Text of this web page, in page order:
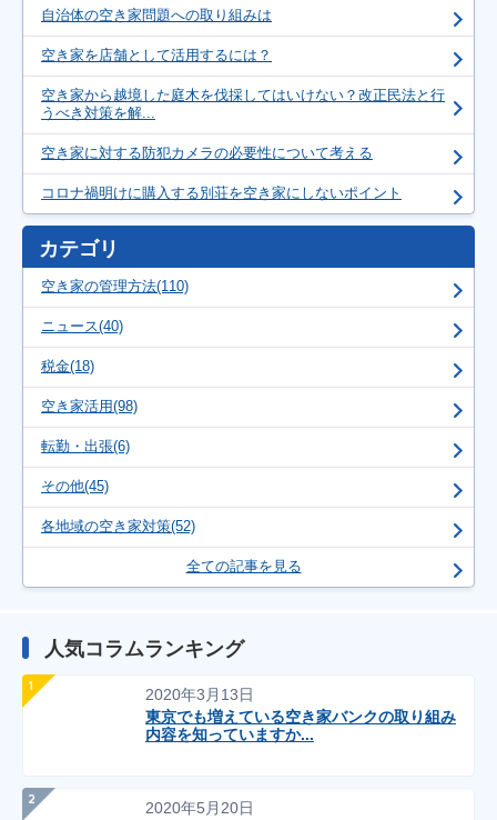
自治体の空き家問題への取り組みは
空き家を店舗として活用するには？
空き家から越境した庭木を伐採してはいけない？改正民法と行
うべき対策を解...
空き家に対する防犯カメラの必要性について考える
コロナ禍明けに購入する別荘を空き家にしないポイント
カテゴリ
空き家の管理方法(110)
ニュース(40)
税金(18)
空き家活用(98)
転勤・出張(6)
その他(45)
各地域の空き家対策(52)
全ての記事を見る
人気コラムランキング
2020年3月13日
東京でも増えている空き家バンクの取り組み
内容を知っていますか...
2020年5月20日